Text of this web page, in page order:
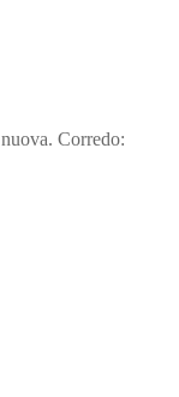
Corredo: